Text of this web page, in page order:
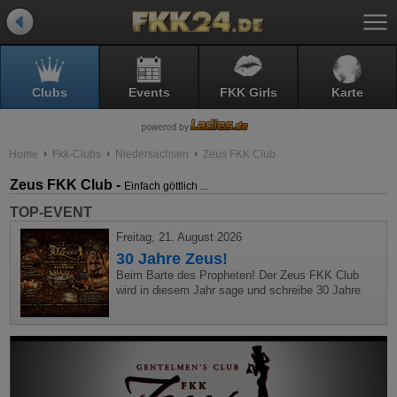
Clubs Events FKK Girls Karte
Home Fkk-Clubs Niedersachsen Zeus FKK Club
Zeus FKK Club - Einfach göttlich ...
TOP-EVENT
Freitag, 21. August 2026
30 Jahre Zeus!
Beim Barte des Propheten! Der Zeus FKK Club
wird in diesem Jahr sage und schreibe 30 Jahre
täglich, von allen Negativitäten losgelassen feiert,
als könnte es gleich morgen schon wieder vorbei
sein?! Das birgt atemberaubende Momente mit
reichlich Wellness und natürlich auch Erotik, die